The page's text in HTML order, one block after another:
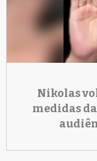
Nikolas
medidas